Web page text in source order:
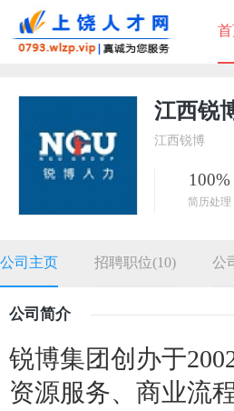
江西锐
江西锐博
100%
简历处理
公司主页 招聘职位(10) 公
公司简介
锐博集团创办于
资源服务、商业流